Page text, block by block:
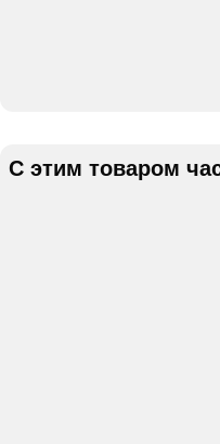
С этим товаром